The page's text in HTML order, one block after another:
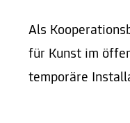
Als
für Kunst im
temporäre